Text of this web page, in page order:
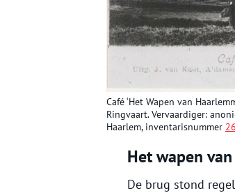
Café ‘Het Wapen van
Ringvaart. Vervaardiger:
Haarlem, inventarisnummer
Het wapen
De brug stond